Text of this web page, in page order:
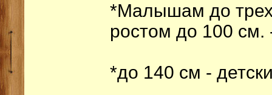
*Малышам до
ростом до 100 см.
*до 140 см -